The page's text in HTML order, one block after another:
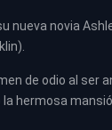
nueva novia
de odio al ser
hermosa